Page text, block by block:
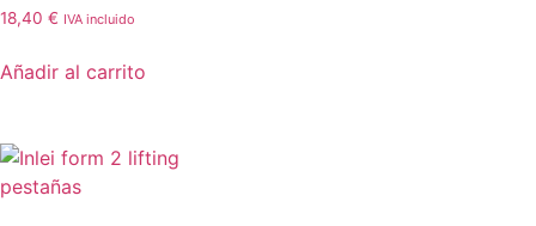
18,40 € IVA incluido
Añadir al carrito